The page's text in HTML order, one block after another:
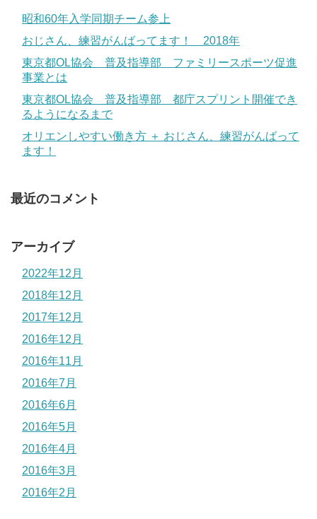
昭和60年入学同期チーム参上
おじさん、練習がんばってます！ 2018年
東京都OL協会 普及指導部 ファミリースポーツ促進
事業とは
東京都OL協会 普及指導部 都庁スプリント開催でき
るようになるまで
オリエンしやすい働き方 ＋ おじさん、練習がんばって
ます！
最近のコメント
アーカイブ
2022年12月
2018年12月
2017年12月
2016年12月
2016年11月
2016年7月
2016年6月
2016年5月
2016年4月
2016年3月
2016年2月